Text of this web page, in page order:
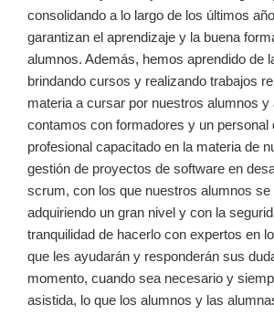
consolidando a lo largo de los últimos
garantizan el aprendizaje y la buena
alumnos. Además, hemos aprendido de
brindando cursos y realizando trabajos
materia a cursar por nuestros alumnos y
contamos con formadores y un personal
profesional capacitado en la materia de
gestión de proyectos de software en
scrum, con los que nuestros alumnos se
adquiriendo un gran nivel y con la
tranquilidad de hacerlo con expertos en
que les ayudarán y responderán sus
momento, cuando sea necesario y
asistida, lo que los alumnos y las